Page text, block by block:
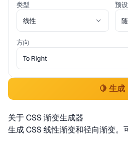
类型 预设
方向
🍋 生成
关于 CSS 渐变生成器
生成 CSS 线性渐变和径向渐变。